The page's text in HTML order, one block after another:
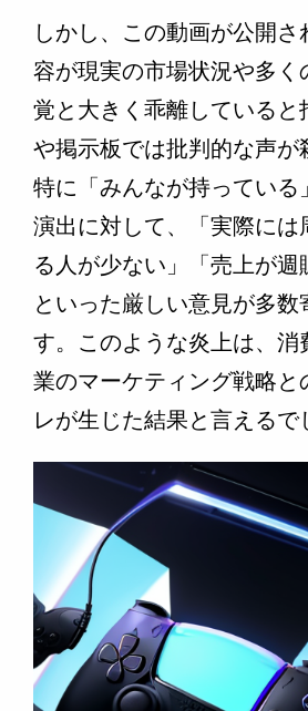
しかし、この動画が公開さ
容が現実の市場状況や多く
覚と大きく乖離していると
や掲示板では批判的な声が
特に「みんなが持っている
演出に対して、「実際には
る人が少ない」「売上が週
といった厳しい意見が多数
す。このような炎上は、消
業のマーケティング戦略と
レが生じた結果と言えるで